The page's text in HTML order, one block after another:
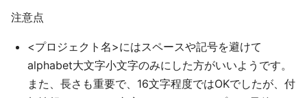
注意点
<プロジェクト名>にはスペースや記号を避けて
alphabet大文字小文字のみにした方がいいようです。
また、長さも重要で、16文字程度ではOKでしたが、付